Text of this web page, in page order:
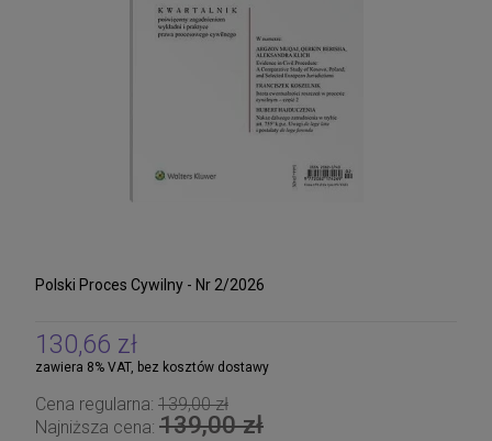
Polski Proces Cywilny - Nr 2/2026
130,66 zł
zawiera 8% VAT, bez kosztów dostawy
Cena regularna: 139,00 zł
Najniższa cena: 139,00 zł